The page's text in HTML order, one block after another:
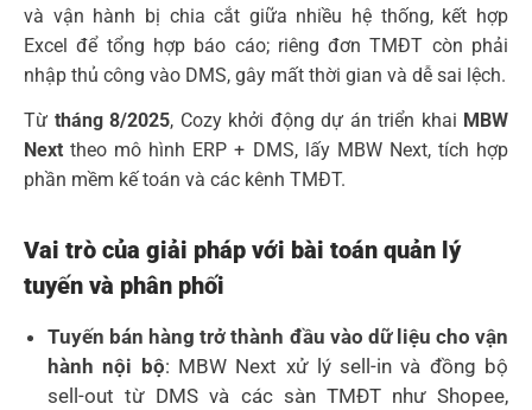
và vận hành bị chia cắt giữa nhiều hệ thống, kết hợp
Excel để tổng hợp báo cáo; riêng đơn TMĐT còn phải
nhập thủ công vào DMS, gây mất thời gian và dễ sai lệch.
Từ tháng 8/2025, Cozy khởi động dự án triển khai MBW
Next theo mô hình ERP + DMS, lấy MBW Next, tích hợp
phần mềm kế toán và các kênh TMĐT.
Vai trò của giải pháp với bài toán quản lý
tuyến và phân phối
Tuyến bán hàng trở thành đầu vào dữ liệu cho vận
hành nội bộ: MBW Next xử lý sell-in và đồng bộ
sell-out từ DMS và các sàn TMĐT như Shopee,